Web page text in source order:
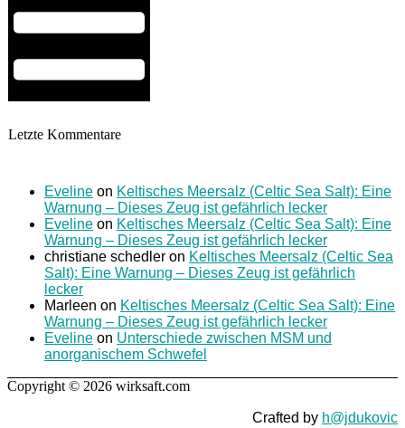
Letzte Kommentare
Eveline on Keltisches Meersalz (Celtic Sea Salt): Eine
Warnung – Dieses Zeug ist gefährlich lecker
Eveline on Keltisches Meersalz (Celtic Sea Salt): Eine
Warnung – Dieses Zeug ist gefährlich lecker
christiane schedler on Keltisches Meersalz (Celtic Sea
Salt): Eine Warnung – Dieses Zeug ist gefährlich
lecker
Marleen on Keltisches Meersalz (Celtic Sea Salt): Eine
Warnung – Dieses Zeug ist gefährlich lecker
Eveline on Unterschiede zwischen MSM und
anorganischem Schwefel
Copyright © 2026 wirksaft.com
Crafted by h@jdukovic